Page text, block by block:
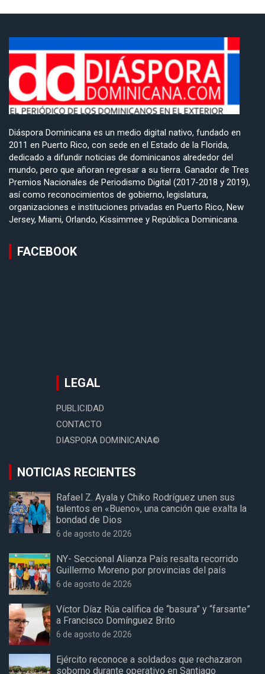
Diáspora Dominicana es un medio digital nativo, fundado en
2011 en Puerto Rico, con sede en el Estado de la Florida,
dedicado a difundir noticias de dominicanos alrededor del
mundo, pero que añoran regresar a su tierra. Ganador de Tres
Premios Nacionales de Periodismo Digital (2017-2018 y 2019),
así como reconocimientos de gobierno, legislatura,
organizaciones e instituciones privadas en Puerto Rico, New
Jersey, Miami, Orlando, Kissimmee y República Dominicana.
FACEBOOK
LEGAL
PUBLICIDAD
CONTACTO
DIASPORA DOMINICANA©
NOTICIAS RECIENTES
Rafael Z. Ayala y Chiko Rodríguez unen sus
talentos en «Bueno», una canción que exalta la
bondad de Dios
6 de agosto de 2026
NY- Seccional Alianza País resalta recorrido
Guillermo Moreno por provincias del país
6 de agosto de 2026
Víctor Díaz Rúa califica de “basura” y “farsante”
a Francisco Domínguez Brito
6 de agosto de 2026
Ejército reconoce a soldados que rechazaron
soborno durante operativo en Santiago